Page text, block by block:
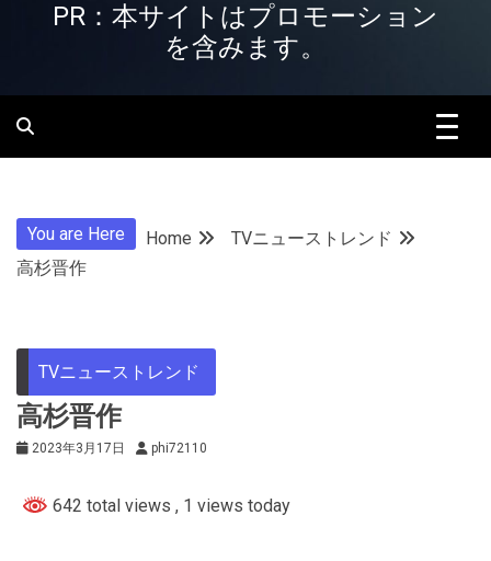
PR：本サイトはプロモーション
を含みます。
You are Here Home
TVニューストレンド
高杉晋作
TVニューストレンド
高杉晋作
2023年3月17日 phi72110
642 total views , 1 views today